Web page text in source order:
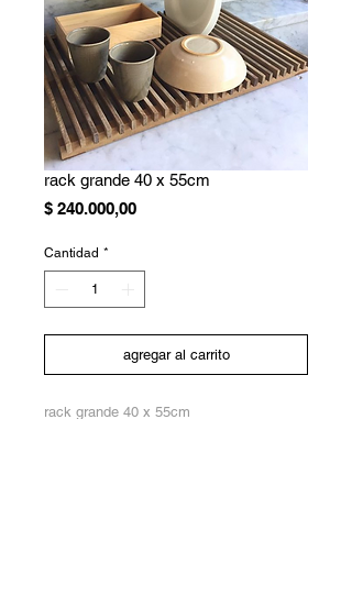
rack grande 40 x 55cm
$ 240.000,00Precio
Cantidad *
agregar al carrito
rack grande 40 x 55cm